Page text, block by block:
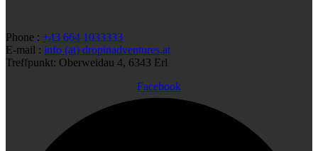
Phone : +43 664 1033333
E-mail : info (at) dropinadventures.at
Treffpunkt: Oberweidau 4, 6343 Erl
Facebook